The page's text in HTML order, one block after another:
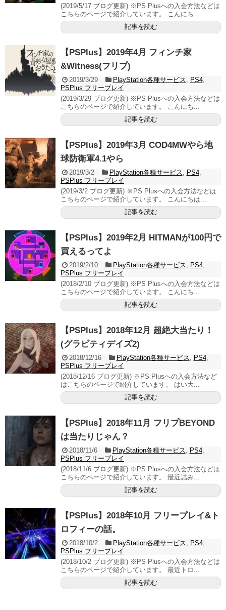
(2019/5/17 ブログ更新) ※PS Plusへの入会方法などは
こちらのページで紹介しています。 こんにち...
記事を読む
【PSPlus】2019年4月 フィンチ家
&Witness(フリプ)
2019/3/29 PlayStation各種サービス, PS4,
PSPlus フリープレイ
(2019/3/29 ブログ更新) ※PS Plusへの入会方法などは
こちらのページで紹介しています。 こんにち...
記事を読む
【PSPlus】2019年3月 COD4MWやら地
球防衛軍4.1やら
2019/3/2 PlayStation各種サービス, PS4,
PSPlus フリープレイ
(2019/3/2 ブログ更新) ※PS Plusへの入会方法などは
こちらのページで紹介しています。 こんにちは...
記事を読む
【PSPlus】2019年2月 HITMANが100円で
買えるってよ
2019/2/10 PlayStation各種サービス, PS4,
PSPlus フリープレイ
(2018/2/10 ブログ更新) ※PS Plusへの入会方法などは
こちらのページで紹介しています。 こんにち...
記事を読む
【PSPlus】2018年12月 超絶大当たり！
(グラビティデイズ2)
2018/12/16 PlayStation各種サービス, PS4,
PSPlus フリープレイ
(2018/12/16 ブログ更新) ※PS Plusへの入会方法など
はこちらのページで紹介しています。 はい大...
記事を読む
【PSPlus】2018年11月 フリプBEYOND
は当たりじゃん？
2018/11/6 PlayStation各種サービス, PS4,
PSPlus フリープレイ
(2018/11/6 ブログ更新) ※PS Plusへの入会方法などは
こちらのページで紹介しています。 最近詰み...
記事を読む
【PSPlus】2018年10月 フリープレイ&ト
ロフィーの話。
2018/10/2 PlayStation各種サービス, PS4,
PSPlus フリープレイ
(2018/10/2 ブログ更新) ※PS Plusへの入会方法などは
こちらのページで紹介しています。 最近トロ...
記事を読む